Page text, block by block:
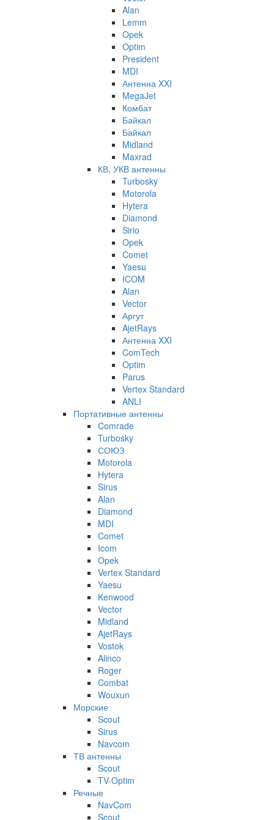
Alan
Lemm
Opek
Optim
President
MDI
Антенна XXI
MegaJet
Комбат
Байкал
Байкал
Midland
Maxrad
КВ, УКВ антенны
Turbosky
Motorola
Hytera
Diamond
Sirio
Opek
Comet
Yaesu
ICOM
Alan
Vector
Аргут
AjetRays
Антенна XXI
ComTech
Optim
Parus
Vertex Standard
ANLI
Портативные антенны
Comrade
Turbosky
СОЮЗ
Motorola
Hytera
Sirus
Alan
Diamond
MDI
Comet
Icom
Opek
Vertex Standard
Yaesu
Kenwood
Vector
Midland
AjetRays
Vostok
Alinco
Roger
Combat
Wouxun
Морские
Scout
Sirus
Navcom
ТВ антенны
Scout
TV-Optim
Речные
NavCom
Scout